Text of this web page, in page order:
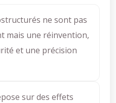
ne sont pas
mais une réinvention,
et une précision
sur des effets